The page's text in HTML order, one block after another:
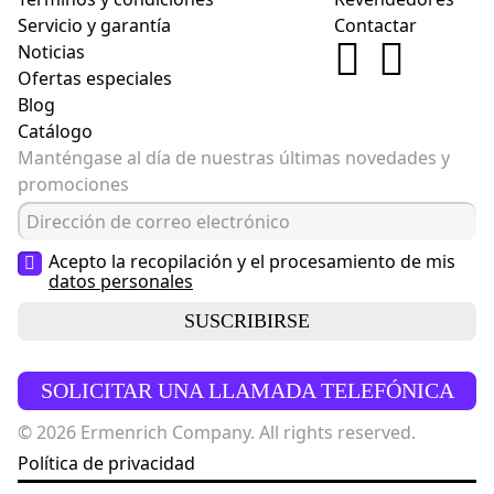
Servicio y garantía
Noticias
Ofertas especiales
Blog
Catálogo
Contactar
Manténgase al día de nuestras últimas novedades y
promociones
Acepto la recopilación y el procesamiento de mis
datos personales
SUSCRIBIRSE
SOLICITAR UNA LLAMADA TELEFÓNICA
© 2026 Ermenrich Company. All rights reserved.
Política de privacidad